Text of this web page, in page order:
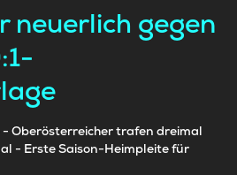
neuerlich gegen
Oberösterreicher trafen dreimal
- Erste Saison-Heimpleite für